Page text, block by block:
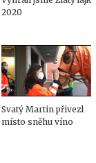
2020
Svatý Martin přivezl
místo sněhu víno